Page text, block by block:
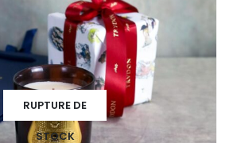
RUPTURE DE
STOCK